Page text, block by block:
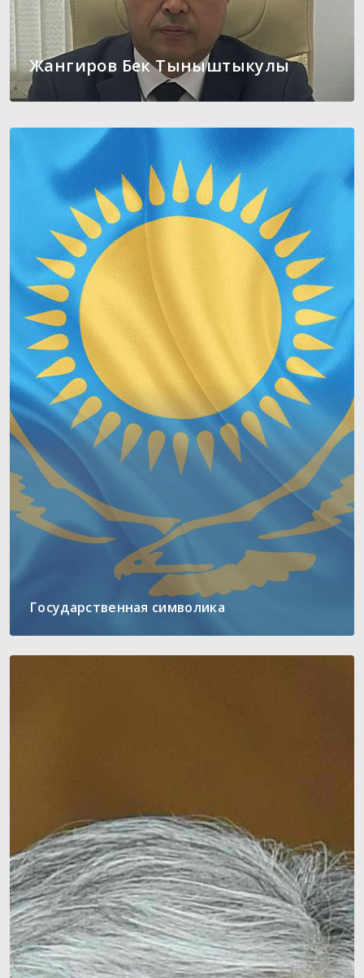
Жангиров Бек Тыныштыкулы
Государственная символика